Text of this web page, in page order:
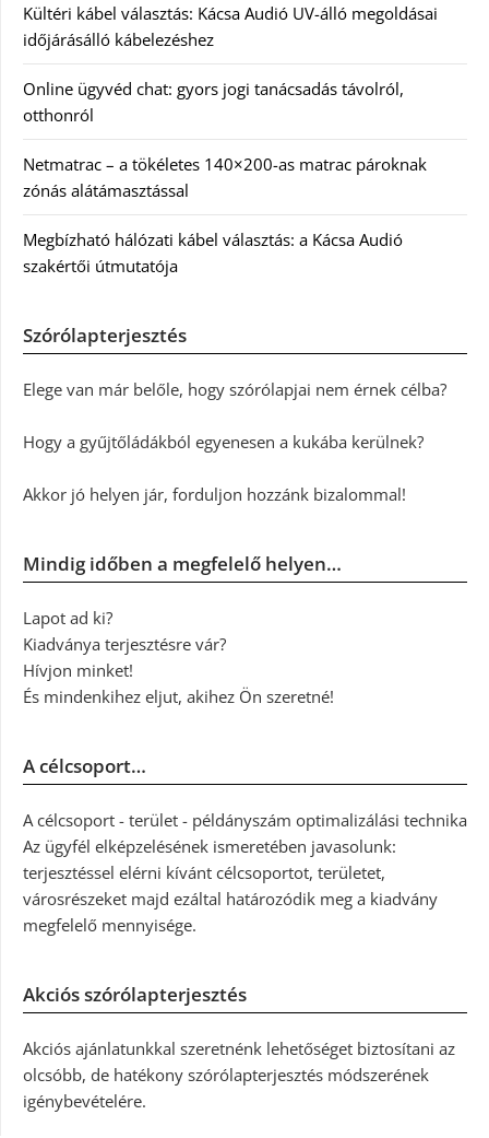
Kültéri kábel választás: Kácsa Audió UV-álló megoldásai
időjárásálló kábelezéshez
Online ügyvéd chat: gyors jogi tanácsadás távolról,
otthonról
Netmatrac – a tökéletes 140×200-as matrac pároknak
zónás alátámasztással
Megbízható hálózati kábel választás: a Kácsa Audió
szakértői útmutatója
Szórólapterjesztés
Elege van már belőle, hogy szórólapjai nem érnek célba?
Hogy a gyűjtőládákból egyenesen a kukába kerülnek?
Akkor jó helyen jár, forduljon hozzánk bizalommal!
Mindig időben a megfelelő helyen…
Lapot ad ki?
Kiadványa terjesztésre vár?
Hívjon minket!
És mindenkihez eljut, akihez Ön szeretné!
A célcsoport…
A célcsoport - terület - példányszám optimalizálási technika
Az ügyfél elképzelésének ismeretében javasolunk:
terjesztéssel elérni kívánt célcsoportot, területet,
városrészeket majd ezáltal határozódik meg a kiadvány
megfelelő mennyisége.
Akciós szórólapterjesztés
Akciós ajánlatunkkal szeretnénk lehetőséget biztosítani az
olcsóbb, de hatékony szórólapterjesztés módszerének
igénybevételére.